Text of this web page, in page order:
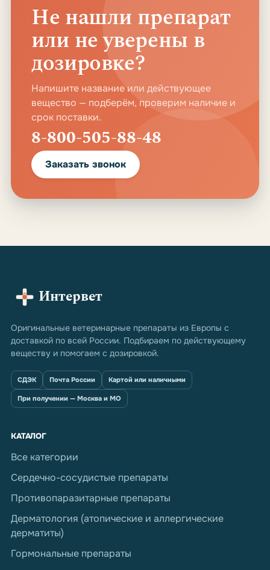
Не нашли препарат
или не уверены в
дозировке?
Напишите название или действующее
вещество — подберём, проверим наличие и
срок поставки.
8-800-505-88-48
Заказать звонок
Интервет
Оригинальные ветеринарные препараты из Европы с
доставкой по всей России. Подбираем по действующему
веществу и помогаем с дозировкой.
СДЭК Почта России Картой или наличными
При получении — Москва и МО
КАТАЛОГ
Все категории
Сердечно-сосудистые препараты
Противопаразитарные препараты
Дерматология (атопические и аллергические
дерматиты)
Гормональные препараты